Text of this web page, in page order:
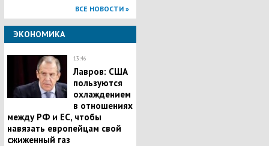
ВСЕ НОВОСТИ »
ЭКОНОМИКА
13:46
Лавров: США
пользуются
охлаждением
в отношениях
между РФ и ЕС, чтобы
навязать европейцам свой
сжиженный газ